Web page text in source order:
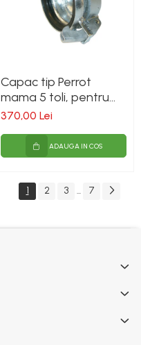
Capac tip Perrot
mama 5 toli, pentru
vidanja
370,00 Lei
ADAUGA IN COS
1 2 3 ... 7